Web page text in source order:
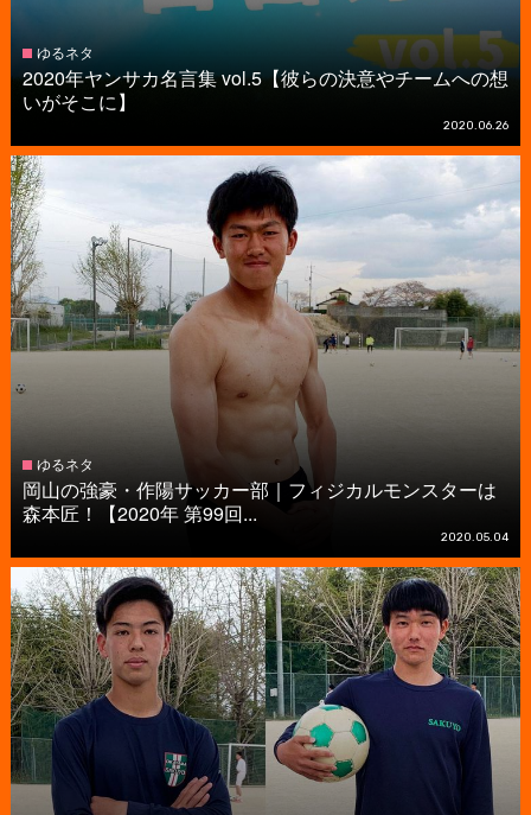
ゆるネタ
2020年ヤンサカ名言集 vol.5【彼らの決意やチームへの想
いがそこに】
2020.06.26
ゆるネタ
岡山の強豪・作陽サッカー部｜フィジカルモンスターは
森本匠！【2020年 第99回...
2020.05.04